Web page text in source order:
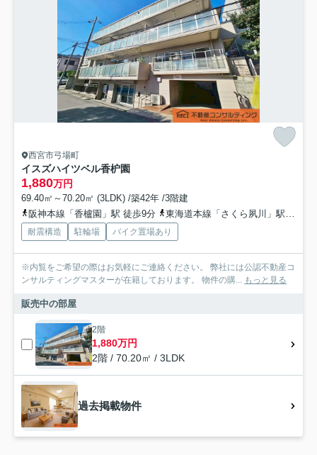
西宮市弓場町
イスズハイツベル香枦園
1,880万円
69.40㎡～70.20㎡ (3LDK) /築42年 /3階建
阪神本線「香櫨園」駅 徒歩9分
東海道本線「さくら夙川」駅 徒歩14分
耐震構造 駐輪場 バイク置場あり
※内覧をご希望の際はお気軽にご連絡ください。 弊社には公認不動産コ
ンサルティングマスターが在籍しております。 物件の購... もっと見る
販売中の部屋
2階
1,880万円
2階 / 70.20㎡ / 3LDK
過去掲載物件